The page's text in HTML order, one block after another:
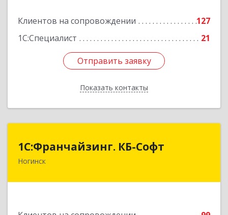
Клиентов на сопровождении
127
1С:Специалист
21
Отправить заявку
Показать контакты
Подробнее
Отправить заявку
Назад
1С:Франчайзинг. КБ-Софт
Ногинск
1С:Франчайзинг. КБ-Софт
142400, Московская обл, г.о Богородский,
Подробнее